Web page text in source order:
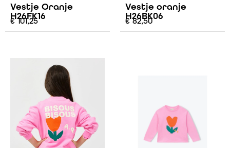
Vestje Oranje
H26FK16
€101,25
Vestje oranje
H26BK06
€82,50